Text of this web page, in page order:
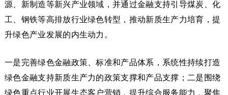
源、新制造等新兴产业领域，并通过金融支持引导煤炭、化
工、钢铁等高排放行业绿色转型，推动新质生产力培育，提
升绿色产业发展的内生动力。
一是完善绿色金融政策、标准和产品体系，系统性持续打造
绿色金融支持新质生产力的政策支撑和产品支撑；二是围绕
绿色重点行业开展生态客户营销，提升综合服务能力，聚焦